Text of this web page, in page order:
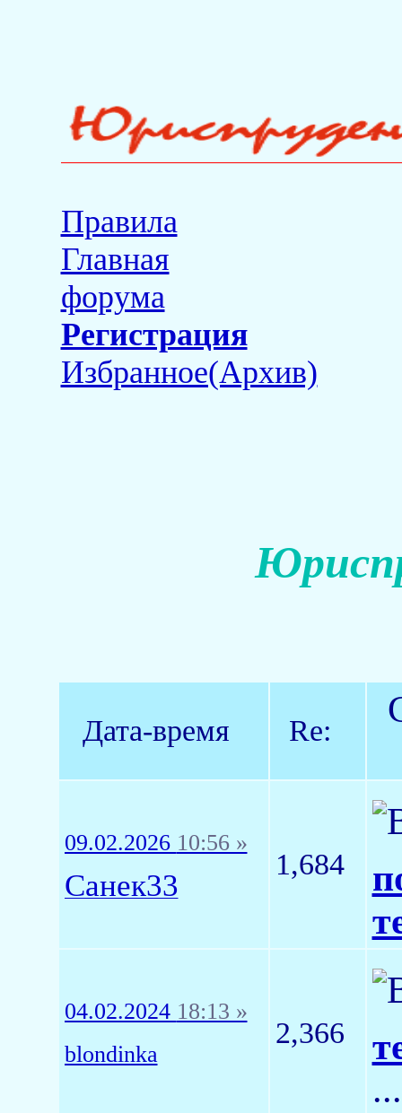
Правила
Главная
форума
Регистрация
Избранное(Архив)
Дата-время Re:
09.02.2026 10:56 »
Санек33
1,684
04.02.2024 18:13 »
blondinka
2,366